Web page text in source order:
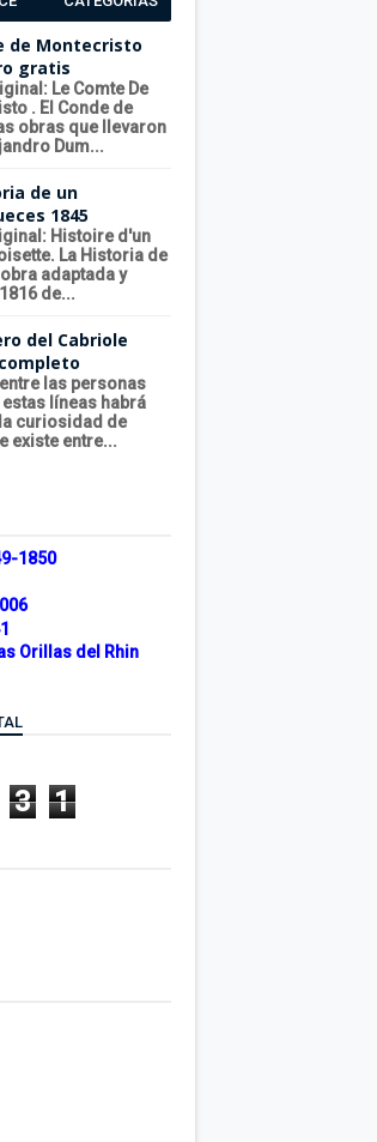
de Montecristo
gratis
Le Comte De
. El Conde de
obras que llevaron
Dum...
de un
1845
Histoire d'un
La Historia de
adaptada y
de...
del Cabriole
las personas
estas líneas habrá
curiosidad de
existe entre...
1850
Orillas del Rhin
3 1